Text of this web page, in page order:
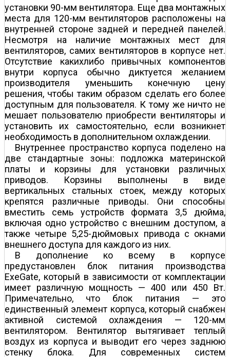
установки 90-мм вентилятора. Еще два монтажных
места для 120-мм вентиляторов расположены на
внутренней стороне задней и передней панелей.
Несмотря на наличие монтажных мест для
вентиляторов, самих вентиляторов в корпусе нет.
Отсутствие каких­либо привычных компонентов
внутри корпуса обычно диктуется желанием
производителя уменьшить конечную цену
решения, чтобы таким образом сделать его более
доступным для пользователя. К тому же ничто не
мешает пользователю приобрести вентиляторы и
установить их самостоятельно, если возникнет
необходимость в дополнительном охлаждении.
Внутреннее пространство корпуса поделено на
две стандартные зоны: подложка материнской
платы и корзины для установки различных
приводов. Корзины выполнены в виде
вертикальных стальных стоек, между которых
крепятся различные приводы. Они способны
вместить семь устройств формата 3,5 дюйма,
включая одно устройство с внешним доступом, а
также четыре 5,25-дюймовых привода с окнами
внешнего доступа для каждого из них.
В дополнение ко всему в корпусе
предустановлен блок питания производства
ExeGate, который в зависимости от комплектации
имеет различную мощность — 400 или 450 Вт.
Примечательно, что блок питания — это
единственный элемент корпуса, который снабжен
активной системой охлаждения — 120-мм
вентилятором. Вентилятор вытягивает теплый
воздух из корпуса и выводит его через заднюю
стенку блока. Для современных систем